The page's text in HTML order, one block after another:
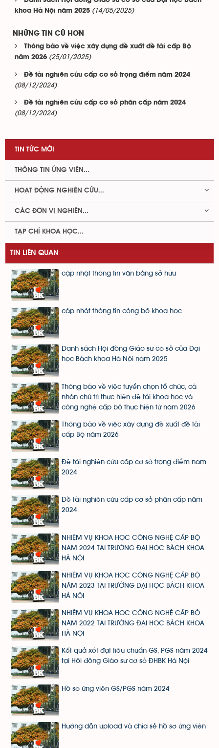
khoa Hà Nội năm 2025 (14/05/2025)
NHỮNG TIN CŨ HƠN
Thông báo về việc xây dựng đề xuất đề tài cấp Bộ
năm 2026 (25/01/2025)
Đề tài nghiên cứu cấp cơ sở trọng điểm năm 2024
(08/12/2024)
Đề tài nghiên cứu cấp cơ sở phân cấp năm 2024
(08/12/2024)
TIN TỨC MỚI
THÔNG TIN ỨNG VIÊN...
HOẠT ĐỘNG NGHIÊN CỨU...
CÁC ĐƠN VỊ NGHIÊN...
TẠP CHÍ KHOA HỌC...
TIN LIÊN QUAN
cập nhật thông tin văn bằng sở hữu
cập nhật thông tin công bố khoa học
Danh sách Hội đồng Giáo sư cơ sở của Đại
học Bách khoa Hà Nội năm 2025
Thông báo về việc tuyển chọn tổ chức, cá
nhân chủ trì thực hiện đề tài khoa học và
công nghệ cấp bộ thực hiện từ năm 2026
Thông báo về việc xây dựng đề xuất đề tài
cấp Bộ năm 2026
Đề tài nghiên cứu cấp cơ sở trọng điểm năm
2024
Đề tài nghiên cứu cấp cơ sở phân cấp năm
2024
NHIỆM VỤ KHOA HỌC CÔNG NGHỆ CẤP BỘ
NĂM 2024 TẠI TRƯỜNG ĐẠI HỌC BÁCH KHOA
HÀ NỘI
NHIỆM VỤ KHOA HỌC CÔNG NGHỆ CẤP BỘ
NĂM 2023 TẠI TRƯỜNG ĐẠI HỌC BÁCH KHOA
HÀ NỘI
NHIỆM VỤ KHOA HỌC CÔNG NGHỆ CẤP BỘ
NĂM 2022 TẠI TRƯỜNG ĐẠI HỌC BÁCH KHOA
HÀ NỘI
Kết quả xét đạt tiêu chuẩn GS, PGS năm 2024
tại Hội đồng Giáo sư cơ sở ĐHBK Hà Nội
Hồ sơ ứng viên GS/PGS năm 2024
Hướng dẫn upload và chia sẻ hồ sơ ứng viên